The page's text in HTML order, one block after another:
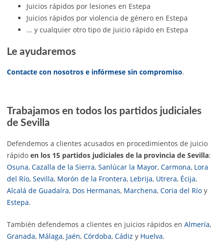
Juicios rápidos por lesiones en Estepa
Juicios rápidos por violencia de género en Estepa
... y cualquier otro tipo de juicio rápido en Estepa
Le ayudaremos
Contacte con nosotros e infórmese sin compromiso.
Trabajamos en todos los partidos judiciales
de Sevilla
Defendemos a clientes acusados en procedimientos de juicio
rápido en los 15 partidos judiciales de la provincia de Sevilla:
Osuna, Cazalla de la Sierra, Sanlúcar la Mayor, Carmona, Lora
del Río, Sevilla, Morón de la Frontera, Lebrija, Utrera, Écija,
Alcalá de Guadaíra, Dos Hermanas, Marchena, Coria del Río y
Estepa.
También defendemos a clientes en juicios rápidos en Almería,
Granada, Málaga, Jaén, Córdoba, Cádiz y Huelva.